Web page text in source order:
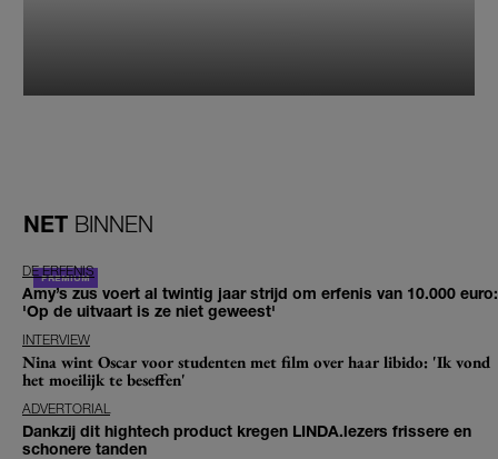
NET BINNEN
DE ERFENIS
Amy’s zus voert al twintig jaar strijd om erfenis van 10.000 euro:
'Op de uitvaart is ze niet geweest'
INTERVIEW
Nina wint Oscar voor studenten met film over haar libido: 'Ik vond
het moeilijk te beseffen'
ADVERTORIAL
Dankzij dit hightech product kregen LINDA.lezers frissere en
schonere tanden